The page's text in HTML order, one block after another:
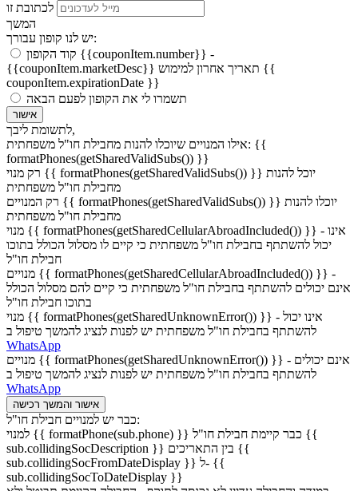
המשך
יש לנו קופון עבורך:
קוד הקופון {{couponItem.number}} -
{{couponItem.marketDesc}} תאריך אחרון למימוש {{
couponItem.expirationDate }}
תשמרו לי את הקופון לפעם הבאה
אישור
לתשומת ליבך,
אילו המנויים שיוכלו להנות מחבילת חו"ל משפחתית: {{
formatPhones(getSharedValidSubs()) }}
רק מנוי {{ formatPhones(getSharedValidSubs()) }} יוכל להנות
מחבילת חו"ל משפחתית
רק המנויים {{ formatPhones(getSharedValidSubs()) }} יוכלו להנות
מחבילת חו"ל משפחתית
מנוי {{ formatPhones(getSharedCellularAbroadIncluded()) }} - אינו
יכול להשתתף בחבילת חו"ל משפחתית כי קיים לו מסלול הכולל בתוכו
חבילת חו"ל
מנויים {{ formatPhones(getSharedCellularAbroadIncluded()) }} -
אינם יכולים להשתתף בחבילת חו"ל משפחתית כי קיים להם מסלול הכולל
בתוכו חבילת חו"ל
מנוי {{ formatPhones(getSharedUnknownError()) }} - אינו יכול
להשתתף בחבילת חו"ל משפחתית יש לפנות לנציג להמשך טיפול ב
WhatsApp
מנויים {{ formatPhones(getSharedUnknownError()) }} - אינם יכולים
להשתתף בחבילת חו"ל משפחתית יש לפנות לנציג להמשך טיפול ב
WhatsApp
אישור והמשך רכישה
כבר יש למנויים חבילת חו"ל:
למנוי {{ formatPhone(sub.phone) }} כבר קיימת חבילת חו"ל {{
sub.collidingSocDescription }} בין התאריכים {{
sub.collidingSocFromDateDisplay }} ל- {{
sub.collidingSocToDateDisplay }}